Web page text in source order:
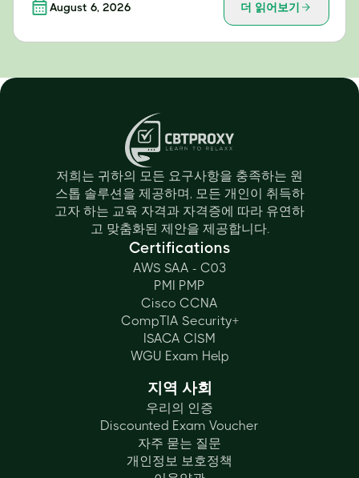
August 6, 2026 더 읽어보기
저희는 귀하의 모든 요구사항을 충족하는 원
스톱 솔루션을 제공하며, 모든 개인이 취득하
고자 하는 교육 자격과 자격증에 따라 유연하
고 맞춤화된 제안을 제공합니다.
Certifications
AWS SAA - C03
PMI PMP
Cisco CCNA
CompTIA Security+
ISACA CISM
WGU Exam Help
지역 사회
우리의 인증
Discounted Exam Voucher
자주 묻는 질문
개인정보 보호정책